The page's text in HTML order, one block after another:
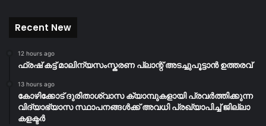
Recent New
12 hours ago
ഫ്രഷ് കട്ട് മാലിന്യസംസ്കരണ പ്ലാന്റ് അടച്ചുപൂട്ടാൻ ഉത്തരവ്
13 hours ago
കോഴിക്കോട് ദുരിതാശ്വാസ ക്യാമ്പുകളായി പ്രവര്‍ത്തിക്കുന്ന
വിദ്യാഭ്യാസ സ്ഥാപനങ്ങള്‍ക്ക് അവധി പ്രഖ്യാപിച്ച് ജില്ലാ
കളക്ടർ